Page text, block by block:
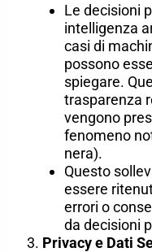
Le decisioni
intelligenza
casi di
possono
spiegare.
trasparenza
vengono
fenomeno
nera).
Questo
essere
errori o
da decisioni
Privacy e Dati